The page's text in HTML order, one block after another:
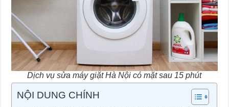
Dịch vụ sửa máy giặt Hà Nội có mặt sau 15 phút
NỘI DUNG CHÍNH